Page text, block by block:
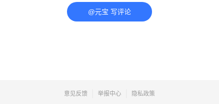
@元宝 写评论
意见反馈 举报中心 隐私政策